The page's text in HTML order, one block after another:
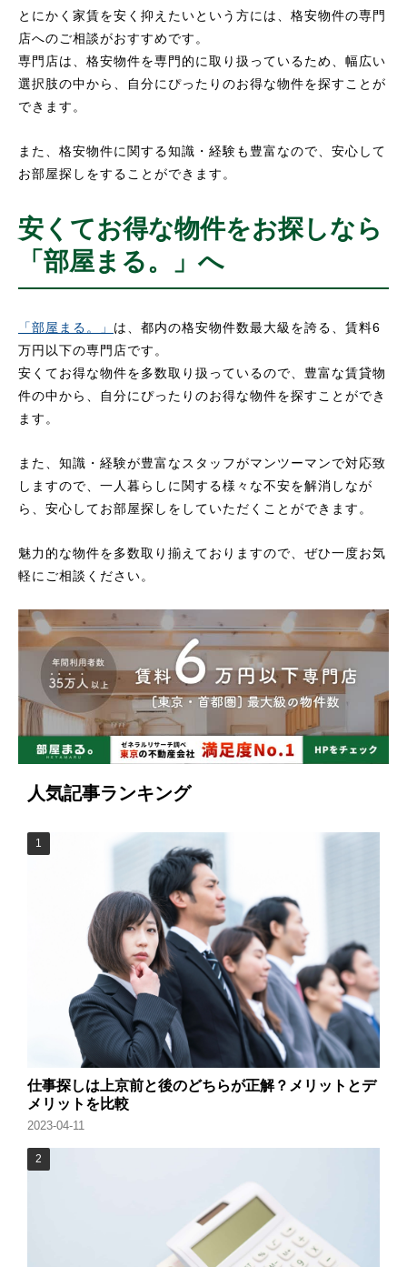
とにかく家賃を安く抑えたいという方には、格安物件の専門
店へのご相談がおすすめです。
専門店は、格安物件を専門的に取り扱っているため、幅広い
選択肢の中から、自分にぴったりのお得な物件を探すことが
できます。
また、格安物件に関する知識・経験も豊富なので、安心して
お部屋探しをすることができます。
安くてお得な物件をお探しなら
「部屋まる。」へ
「部屋まる。」 は、都内の格安物件数最大級を誇る、賃料6
万円以下の専門店です。
安くてお得な物件を多数取り扱っているので、豊富な賃貸物
件の中から、自分にぴったりのお得な物件を探すことができ
ます。
また、知識・経験が豊富なスタッフがマンツーマンで対応致
しますので、一人暮らしに関する様々な不安を解消しなが
ら、安心してお部屋探しをしていただくことができます。
魅力的な物件を多数取り揃えておりますので、ぜひ一度お気
軽にご相談ください。
人気記事ランキング
仕事探しは上京前と後のどちらが正解？メリットとデ
メリットを比較
2023-04-11